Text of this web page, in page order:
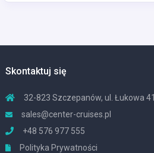
Skontaktuj się
32-823 Szczepanów, ul. Łukowa 41
sales@center-cruises.pl
+48 576 977 555
Polityka Prywatności